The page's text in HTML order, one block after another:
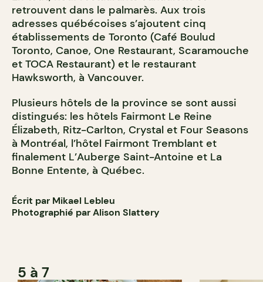
retrouvent dans le palmarès. Aux trois
adresses québécoises s’ajoutent cinq
établissements de Toronto (Café Boulud
Toronto, Canoe, One Restaurant, Scaramouche
et TOCA Restaurant) et le restaurant
Hawksworth, à Vancouver.
Plusieurs hôtels de la province se sont aussi
distingués: les hôtels Fairmont Le Reine
Élizabeth, Ritz-Carlton, Crystal et Four Seasons
à Montréal, l’hôtel Fairmont Tremblant et
finalement L’Auberge Saint-Antoine et La
Bonne Entente, à Québec.
Écrit par Mikael Lebleu
Photographié par Alison Slattery
5 à 7